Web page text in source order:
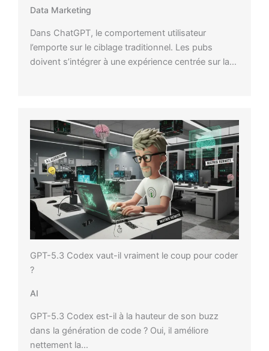
Data Marketing
Dans ChatGPT, le comportement utilisateur
l’emporte sur le ciblage traditionnel. Les pubs
doivent s’intégrer à une expérience centrée sur la…
GPT-5.3 Codex vaut-il vraiment le coup pour coder
?
AI
GPT-5.3 Codex est-il à la hauteur de son buzz
dans la génération de code ? Oui, il améliore
nettement la…